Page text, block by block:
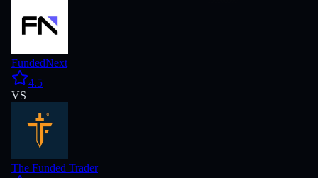
FundedNext
4.5
VS
The Funded Trader